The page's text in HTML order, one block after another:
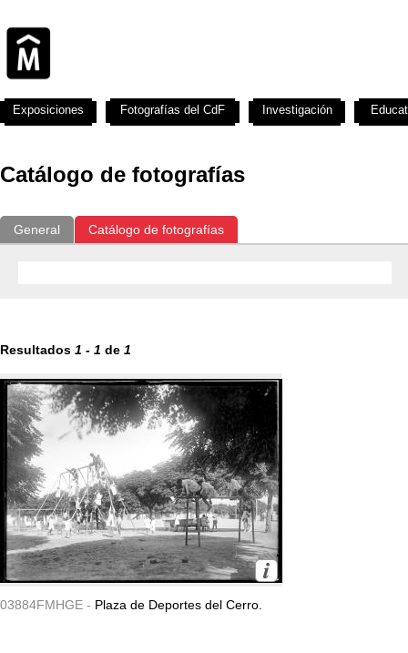
Catálogo de fotografías
General Catálogo de fotografías
Resultados 1 - 1 de 1
03884FMHGE - Plaza de Deportes del Cerro.
Exposiciones Fotografías del CdF Investigación